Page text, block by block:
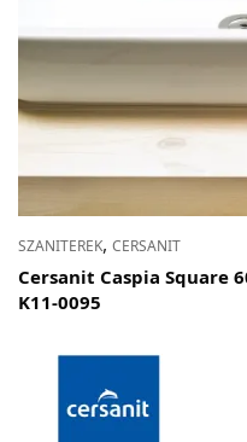
SZANITEREK, CERSANIT
Cersanit Caspia Square
K11-0095